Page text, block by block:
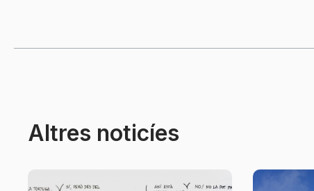
Altres noticíes